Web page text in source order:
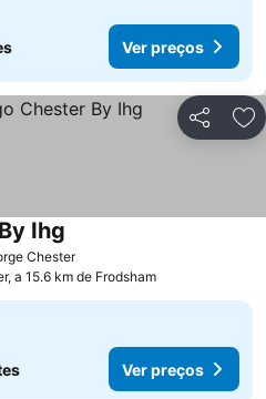
Ver preços
Partilhar
ChesterVer preços
Ihg
a 15.6 km de Frodsham
Ver preços